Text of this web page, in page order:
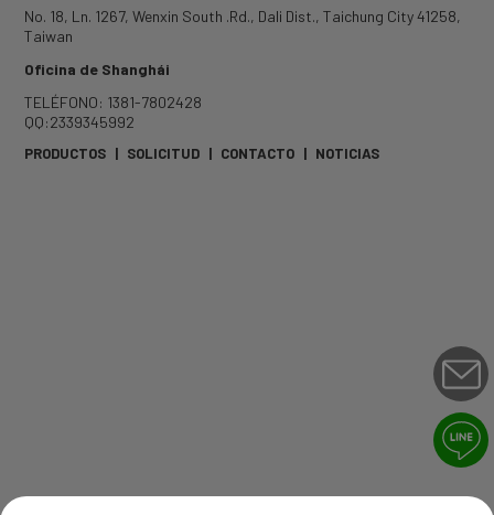
No. 18, Ln. 1267, Wenxin South .Rd., Dali Dist.,Taichung City41258,
Taiwan
Oficina de Shanghái
TELÉFONO: 1381-7802428
QQ:2339345992
PRODUCTOS | SOLICITUD | CONTACTO | NOTICIAS